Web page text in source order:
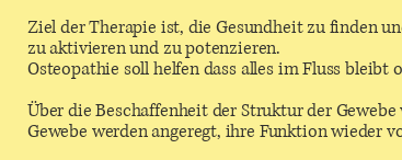
Ziel der Therapie ist, die Gesundheit zu finden
zu aktivieren und zu potenzieren.
Osteopathie soll helfen dass alles im Fluss bleibt
Über die Beschaffenheit der Struktur der
Gewebe werden angeregt, ihre Funktion wieder